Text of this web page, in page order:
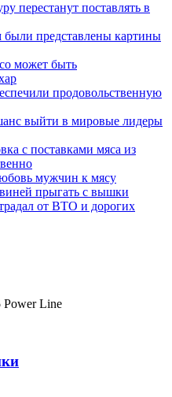
перестанут поставлять в
были представлены картины
может быть
продовольственную
выйти в мировые лидеры
с поставками мяса из
мужчин к мясу
прыгать с вышки
от ВТО и дорогих
Power Line